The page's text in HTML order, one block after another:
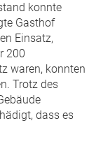
konnte
Gasthof
Einsatz,
200
waren, konnten
Trotz des
dass es